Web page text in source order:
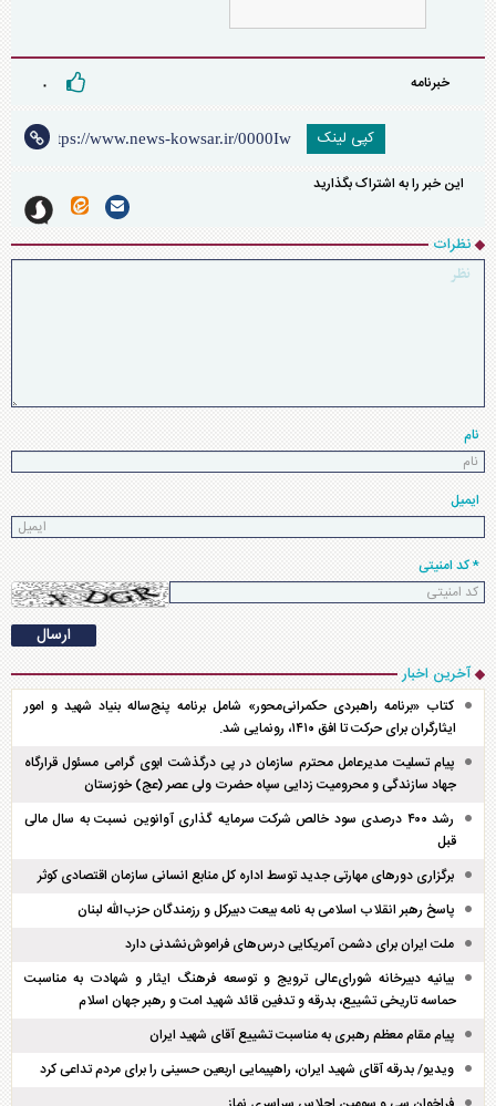
خبرنامه ۰
کپی لینک
این خبر را به اشتراک بگذارید
نظرات
نام
ایمیل
* کد امنیتی
آخرین اخبار
کتاب «برنامه راهبردی حکمرانی‌محور» شامل برنامه پنج‌ساله بنیاد شهید و امور
ایثارگران برای حرکت تا افق ۱۴۱۰، رونمایی شد.
پیام تسلیت مدیرعامل محترم سازمان در پی درگذشت ابوی گرامی مسئول قرارگاه
جهاد سازندگی و محرومیت زدایی سپاه حضرت ولی عصر (عج) خوزستان
رشد ۴۰۰ درصدی سود خالص شرکت سرمایه گذاری آوانوین نسبت به سال مالی
قبل
برگزاری دور‌های مهارتی جدید توسط اداره کل منابع انسانی سازمان اقتصادی کوثر
پاسخ رهبر انقلاب اسلامی به نامه بیعت دبیرکل و رزمندگان حزب‌الله لبنان
ملت ایران برای دشمن آمریکایی درس‌های فراموش‌نشدنی دارد
بیانیه دبیرخانه شورای‌عالی ترویج و توسعه فرهنگ ایثار و شهادت به مناسبت
حماسه تاریخی تشییع، بدرقه و تدفین قائد شهید امت و رهبر جهان اسلام
پیام مقام معظم رهبری به مناسبت تشییع آقای شهید ایران
ویدیو/ بدرقه آقای شهید ایران، راهپیمایی اربعین حسینی را برای مردم تداعی کرد